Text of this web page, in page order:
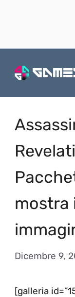
mostra
Dicembre 9,
[galleria